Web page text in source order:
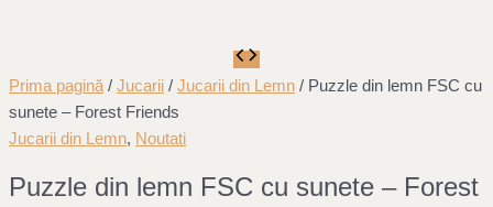
Prima pagină / Jucarii / Jucarii din Lemn / Puzzle din lemn FSC cu
sunete – Forest Friends
Jucarii din Lemn, Noutati
Puzzle din lemn FSC cu sunete – Forest
Puzzle
din
lemn
cu